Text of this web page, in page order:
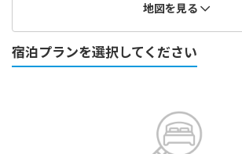
地図を見る
宿泊プランを選択してください